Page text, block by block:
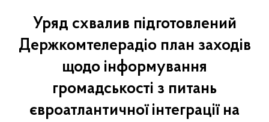
Уряд схвалив підготовлений
Держкомтелерадіо план заходів
щодо інформування
громадськості з питань
євроатлантичної інтеграції на